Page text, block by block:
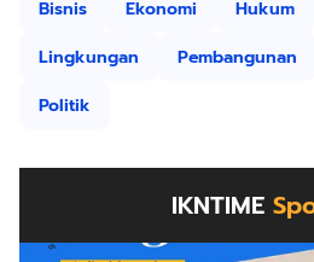
Bisnis Ekonomi Hukum
Lingkungan
Pembangunan
Politik
IKNTIME